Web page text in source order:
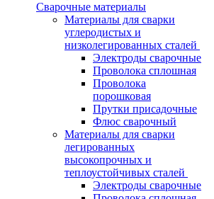
Сварочные материалы
Материалы для сварки
углеродистых и
низколегированных сталей
Электроды сварочные
Проволока сплошная
Проволока
порошковая
Прутки присадочные
Флюс сварочный
Материалы для сварки
легированных
высокопрочных и
теплоустойчивых сталей
Электроды сварочные